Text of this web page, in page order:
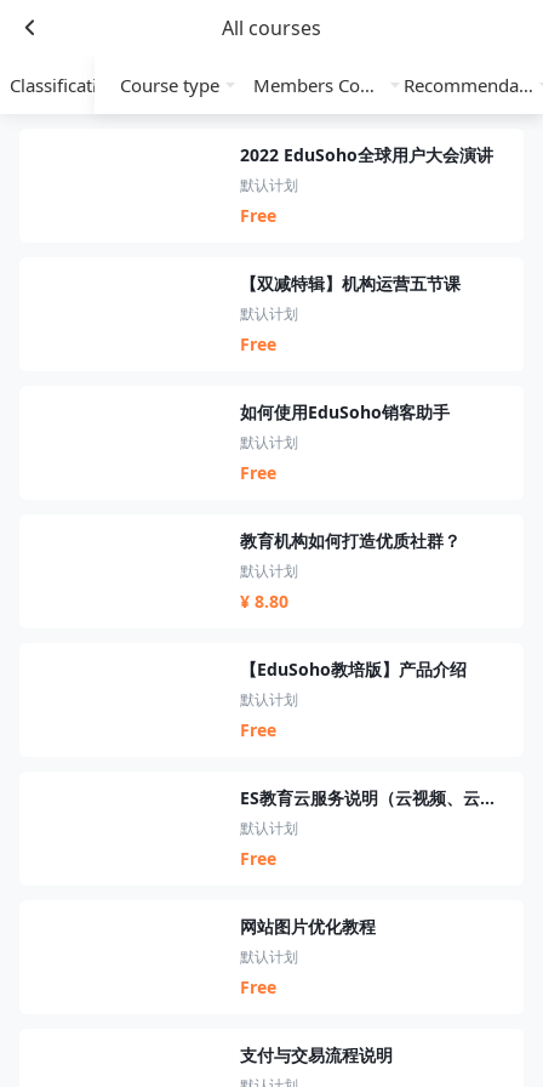
All courses
Classification Course type Members Course Recommendation
2022 EduSoho全球用户大会演讲
默认计划
Free
【双减特辑】机构运营五节课
默认计划
Free
如何使用EduSoho销客助手
默认计划
Free
教育机构如何打造优质社群？
默认计划
¥ 8.80
【EduSoho教培版】产品介绍
默认计划
Free
ES教育云服务说明（云视频、云短信、云资源、云搜索、云直播）
默认计划
Free
网站图片优化教程
默认计划
Free
支付与交易流程说明